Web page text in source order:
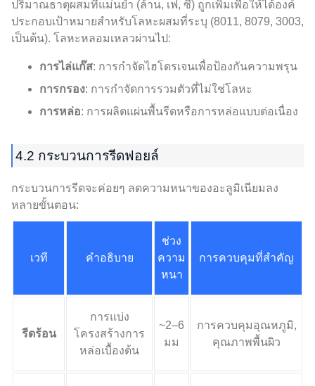
ปริมาณธาตุผสมที่แม่นยำ (ล้าน, เฟ, ซี) ถูกเพิ่มเพื่อให้ได้องค์
ประกอบเป้าหมายสำหรับโลหะผสมที่ระบุ (8011, 8079, 3003,
เป็นต้น). โลหะหลอมเหลวผ่านไป:
การไล่แก๊ส: การกำจัดไฮโดรเจนเพื่อป้องกันความพรุน
การกรอง: การกำจัดการรวมตัวที่ไม่ใช่โลหะ
การหล่อ: การผลิตแผ่นพื้นรีดหรือการหล่อแบบต่อเนื่อง
4.2 กระบวนการรีดฟอยล์
กระบวนการรีดจะค่อยๆ ลดความหนาของอะลูมิเนียมลง
หลายขั้นตอน:
เวที คำอธิบาย
ช่วง
ความ
หนา
การควบคุมที่สำคัญ
รีดร้อน
การแบ่ง
โครงสร้างการ
หล่อเบื้องต้น
~2–6
มม
การควบคุมอุณหภูมิ,
คุณภาพพื้นผิว